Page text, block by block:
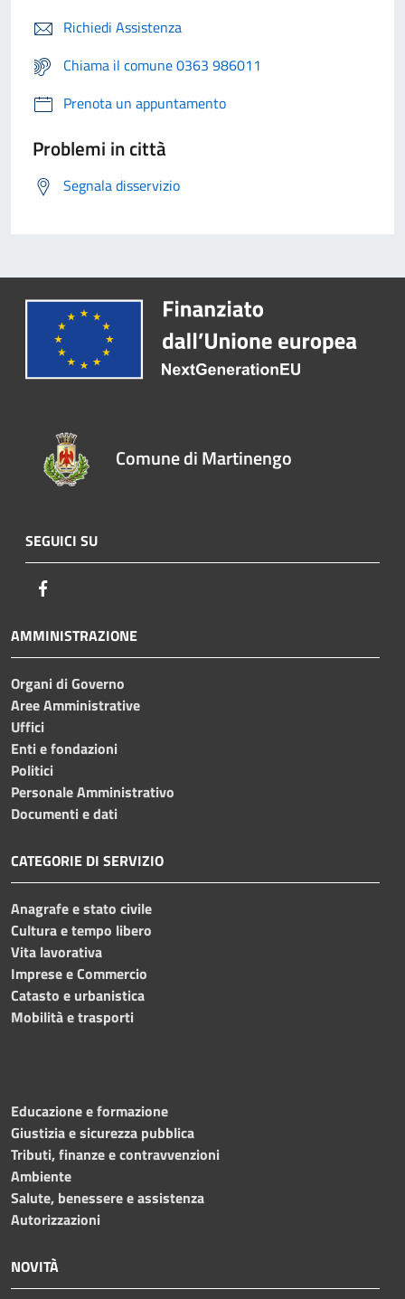
Richiedi Assistenza
Chiama il comune 0363 986011
Prenota un appuntamento
Problemi in città
Segnala disservizio
Comune di Martinengo
SEGUICI SU
AMMINISTRAZIONE
Organi di Governo
Aree Amministrative
Uffici
Enti e fondazioni
Politici
Personale Amministrativo
Documenti e dati
CATEGORIE DI SERVIZIO
Anagrafe e stato civile
Cultura e tempo libero
Vita lavorativa
Imprese e Commercio
Catasto e urbanistica
Mobilità e trasporti
Educazione e formazione
Giustizia e sicurezza pubblica
Tributi, finanze e contravvenzioni
Ambiente
Salute, benessere e assistenza
Autorizzazioni
NOVITÀ